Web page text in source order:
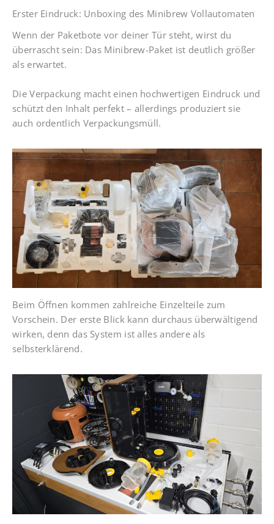
Erster Eindruck: Unboxing des Minibrew Vollautomaten
Wenn der Paketbote vor deiner Tür steht, wirst du
überrascht sein: Das Minibrew-Paket ist deutlich größer
als erwartet.
Die Verpackung macht einen hochwertigen Eindruck und
schützt den Inhalt perfekt – allerdings produziert sie
auch ordentlich Verpackungsmüll.
Beim Öffnen kommen zahlreiche Einzelteile zum
Vorschein. Der erste Blick kann durchaus überwältigend
wirken, denn das System ist alles andere als
selbsterklärend.